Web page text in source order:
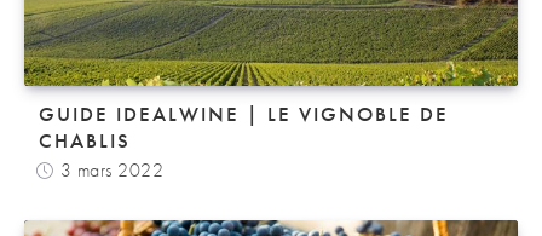
GUIDE IDEALWINE | LE VIGNOBLE DE
CHABLIS
3 mars 2022